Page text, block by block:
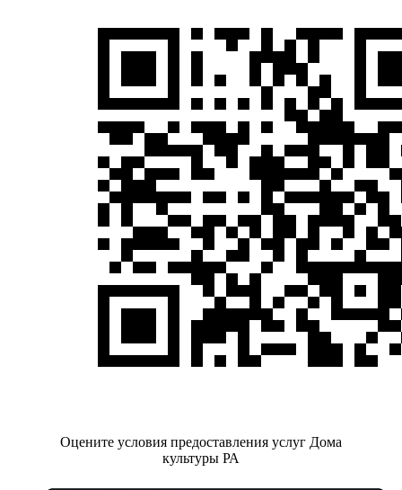
Оцените условия предоставления услуг Дома
культуры РА